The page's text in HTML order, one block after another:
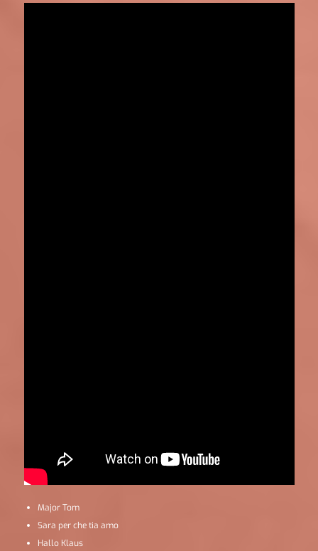
Major Tom
Sara per che tia amo
Hallo Klaus